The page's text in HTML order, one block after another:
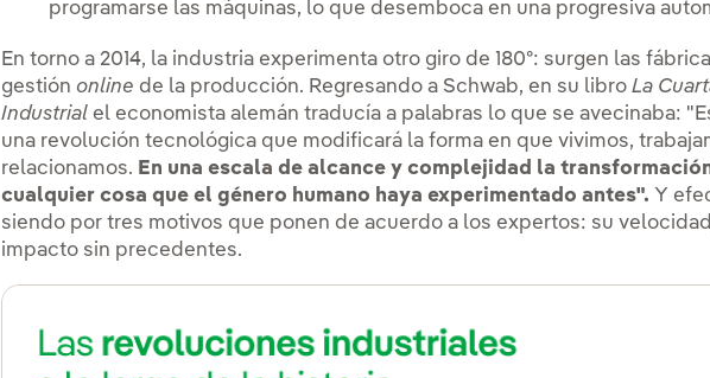
programarse las máquinas, lo que desemboca en una progresiva
En torno a 2014, la industria experimenta otro giro de 180º: surgen las
gestión online de la producción. Regresando a Schwab, en su libroLa
Industrial el economista alemán traducía a palabras lo que se avecinaba:
una revolución tecnológica que modificará la forma en que vivimos,
relacionamos. En una escala de alcance y complejidad la
cualquier cosa que el género humano haya experimentado antes". Y
siendo por tres motivos que ponen de acuerdo a los expertos: su
impacto sin precedentes.